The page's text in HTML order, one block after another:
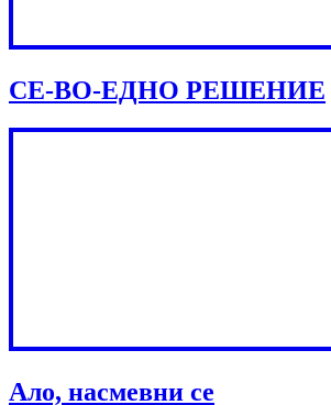
СЕ-ВО-ЕДНО РЕШЕНИЕ
Ало, насмевни се